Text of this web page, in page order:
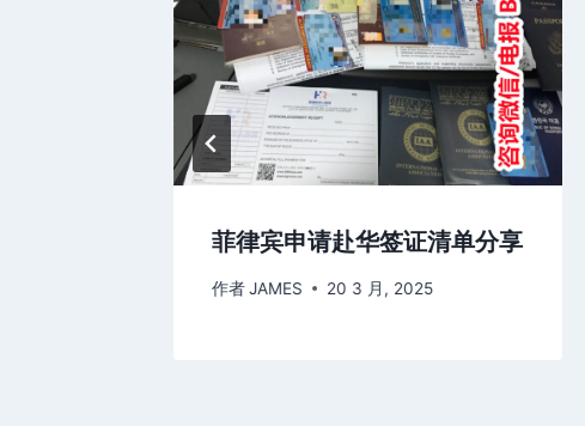
菲律宾申请赴华签证清单分享
作者JAMES 20 3 月, 2025